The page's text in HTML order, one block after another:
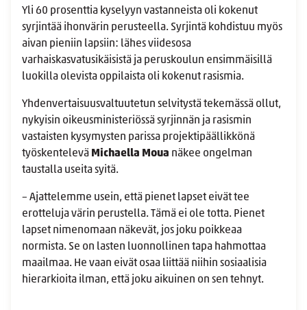
Yli 60 prosenttia kyselyyn vastanneista oli kokenut
syrjintää ihonvärin perusteella. Syrjintä kohdistuu myös
aivan pieniin lapsiin: lähes viidesosa
varhaiskasvatusikäisistä ja peruskoulun ensimmäisillä
luokilla olevista oppilaista oli kokenut rasismia.
Yhdenvertaisuusvaltuutetun selvitystä tekemässä ollut,
nykyisin oikeusministeriössä syrjinnän ja rasismin
vastaisten kysymysten parissa projektipäällikkönä
työskentelevä Michaella Moua näkee ongelman
taustalla useita syitä.
– Ajattelemme usein, että pienet lapset eivät tee
erotteluja värin perustella. Tämä ei ole totta. Pienet
lapset nimenomaan näkevät, jos joku poikkeaa
normista. Se on lasten luonnollinen tapa hahmottaa
maailmaa. He vaan eivät osaa liittää niihin sosiaalisia
hierarkioita ilman, että joku aikuinen on sen tehnyt.